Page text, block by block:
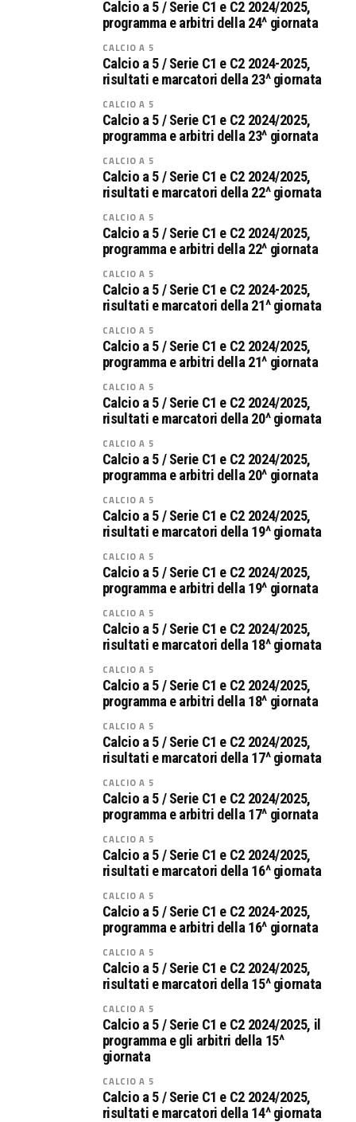
Calcio a 5 / Serie C1 e C2 2024/2025,
programma e arbitri della 24^ giornata
CALCIO A 5
Calcio a 5 / Serie C1 e C2 2024-2025,
risultati e marcatori della 23^ giornata
CALCIO A 5
Calcio a 5 / Serie C1 e C2 2024/2025,
programma e arbitri della 23^ giornata
CALCIO A 5
Calcio a 5 / Serie C1 e C2 2024/2025,
risultati e marcatori della 22^ giornata
CALCIO A 5
Calcio a 5 / Serie C1 e C2 2024/2025,
programma e arbitri della 22^ giornata
CALCIO A 5
Calcio a 5 / Serie C1 e C2 2024-2025,
risultati e marcatori della 21^ giornata
CALCIO A 5
Calcio a 5 / Serie C1 e C2 2024/2025,
programma e arbitri della 21^ giornata
CALCIO A 5
Calcio a 5 / Serie C1 e C2 2024/2025,
risultati e marcatori della 20^ giornata
CALCIO A 5
Calcio a 5 / Serie C1 e C2 2024/2025,
programma e arbitri della 20^ giornata
CALCIO A 5
Calcio a 5 / Serie C1 e C2 2024/2025,
risultati e marcatori della 19^ giornata
CALCIO A 5
Calcio a 5 / Serie C1 e C2 2024/2025,
programma e arbitri della 19^ giornata
CALCIO A 5
Calcio a 5 / Serie C1 e C2 2024/2025,
risultati e marcatori della 18^ giornata
CALCIO A 5
Calcio a 5 / Serie C1 e C2 2024/2025,
programma e arbitri della 18^ giornata
CALCIO A 5
Calcio a 5 / Serie C1 e C2 2024/2025,
risultati e marcatori della 17^ giornata
CALCIO A 5
Calcio a 5 / Serie C1 e C2 2024/2025,
programma e arbitri della 17^ giornata
CALCIO A 5
Calcio a 5 / Serie C1 e C2 2024/2025,
risultati e marcatori della 16^ giornata
CALCIO A 5
Calcio a 5 / Serie C1 e C2 2024-2025,
programma e arbitri della 16^ giornata
CALCIO A 5
Calcio a 5 / Serie C1 e C2 2024/2025,
risultati e marcatori della 15^ giornata
CALCIO A 5
Calcio a 5 / Serie C1 e C2 2024/2025, il
programma e gli arbitri della 15^
giornata
CALCIO A 5
Calcio a 5 / Serie C1 e C2 2024/2025,
risultati e marcatori della 14^ giornata